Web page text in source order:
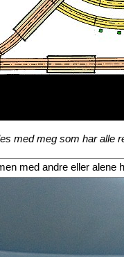
med meg som har alle
med andre eller alene